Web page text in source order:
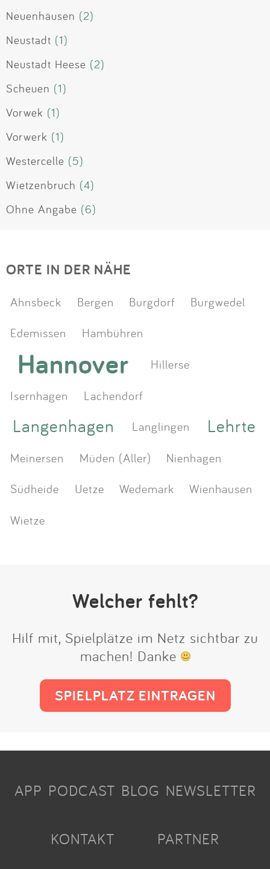
Neuenhäusen (2)
Neustadt (1)
Neustadt Heese (2)
Scheuen (1)
Vorwek (1)
Vorwerk (1)
Westercelle (5)
Wietzenbruch (4)
Ohne Angabe (6)
ORTE IN DER NÄHE
Ahnsbeck Bergen Burgdorf
Burgwedel
Edemissen
Hambühren
Hannover
Hillerse
Isernhagen
Lachendorf
Langenhagen Langlingen Lehrte
Meinersen Müden (Aller)
Nienhagen
Südheide
Uetze Wedemark
Wienhausen
Wietze
Welcher fehlt?
Hilf mit, Spielplätze im Netz sichtbar zu
machen! Danke
SPIELPLATZ EINTRAGEN
APP PODCAST BLOG NEWSLETTER
KONTAKT PARTNER